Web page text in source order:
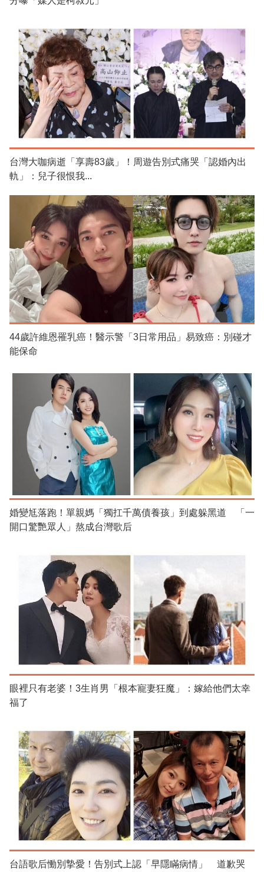
台灣大咖病逝「享壽83歲」！周遊告別式痛哭「認婚內出
軌」：兒子很恨我...
44歲許維恩罹乳癌！醫示警「3日常用品」易致癌：別碰才
能保命
婚變尪落跑！單親媽「獨扛千萬債養孩」到處躲黑道 「一
開口驚艷眾人」熬成台灣歌后
眼裡只有老婆！3生肖男「根本寵妻狂魔」：嫁給他們太幸
福了
台語歌后慟別摯愛！告別式上認「早隱瞞病情」 道歉哭